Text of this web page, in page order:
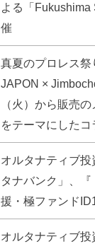
よる「Fukushima
催
真夏のプロレス
JAPON ×
（火）から販売
をテーマにした
オルタナティブ
タナバンク」、
援・極ファンド
オルタナティブ